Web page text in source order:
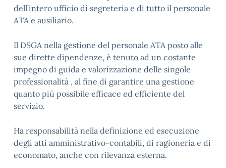
dell’intero ufficio di segreteria e di tutto il personale
ATA e ausiliario.
Il DSGA nella gestione del personale ATA posto alle
sue dirette dipendenze, è tenuto ad un costante
impegno di guida e valorizzazione delle singole
professionalità , al fine di garantire una gestione
quanto più possibile efficace ed efficiente del
servizio.
Ha responsabilità nella definizione ed esecuzione
degli atti amministrativo-contabili, di ragioneria e di
economato, anche con rilevanza esterna.